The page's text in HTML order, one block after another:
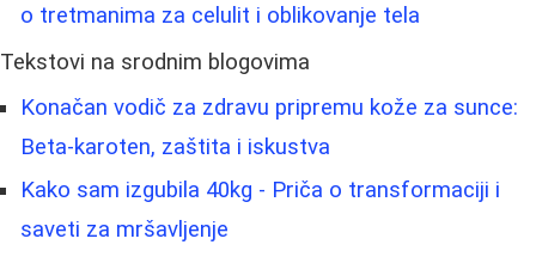
o tretmanima za celulit i oblikovanje tela
Tekstovi na srodnim blogovima
Konačan vodič za zdravu pripremu kože za sunce:
Beta-karoten, zaštita i iskustva
Kako sam izgubila 40kg - Priča o transformaciji i
saveti za mršavljenje